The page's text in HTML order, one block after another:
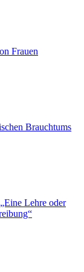
Frauen
Brauchtums
Lehre oder